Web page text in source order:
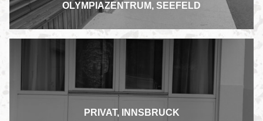
OLYMPIAZENTRUM, SEEFELD
PRIVAT, INNSBRUCK